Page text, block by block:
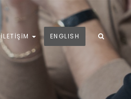
İLETIŞIM ENGLISH